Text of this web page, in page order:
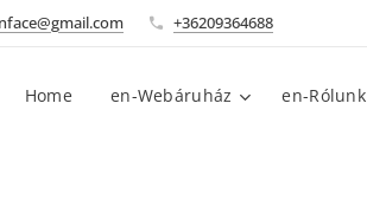
+36209364688
Home en-Webáruház en-Rólunk